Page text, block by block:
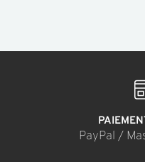
PayPal /